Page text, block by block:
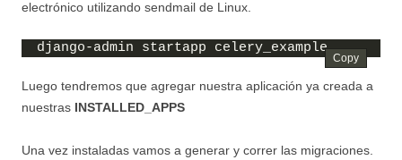
electrónico utilizando sendmail de Linux.
django-admin startapp celery_example
Luego tendremos que agregar nuestra aplicación ya creada a
nuestras INSTALLED_APPS
Una vez instaladas vamos a generar y correr las migraciones.